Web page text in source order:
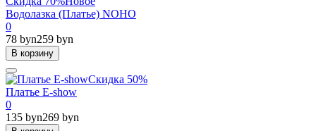
Водолазка (Платье) NOHO
0
78 byn259 byn
В корзину
Скидка 50%
Платье E-show
0
135 byn269 byn